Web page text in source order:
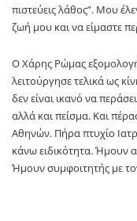
πιστεύεις λάθος”. Μου
ζωή μου και να είμαστε
Ο Χάρης Ρώμας
λειτούργησε τελικά ως
δεν είναι ικανό να
αλλά και πείσμα. Και
Αθηνών. Πήρα πτυχίο
κάνω ειδικότητα. Ήμουν
Ήμουν συμφοιτητής με